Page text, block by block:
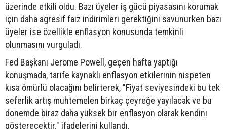
üzerinde etkili oldu. Bazı üyeler iş gücü piyasasını korumak
için daha agresif faiz indirimleri gerektiğini savunurken bazı
üyeler ise özellikle enflasyon konusunda temkinli
olunmasını vurguladı.
Fed Başkanı Jerome Powell, geçen hafta yaptığı
konuşmada, tarife kaynaklı enflasyon etkilerinin nispeten
kısa ömürlü olacağını belirterek, "Fiyat seviyesindeki bu tek
seferlik artış muhtemelen birkaç çeyreğe yayılacak ve bu
dönemde biraz daha yüksek bir enflasyon olarak kendini
gösterecektir." ifadelerini kullandı.